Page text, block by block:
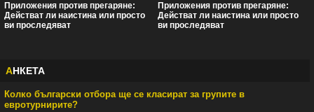
........
Приложения против прегаряне:
Действат ли наистина или просто
ви проследяват
Приложения против прегаряне:
Действат ли наистина или просто
ви проследяват
АНКЕТА
Колко български отбора ще се класират за групите в
евротурнирите?